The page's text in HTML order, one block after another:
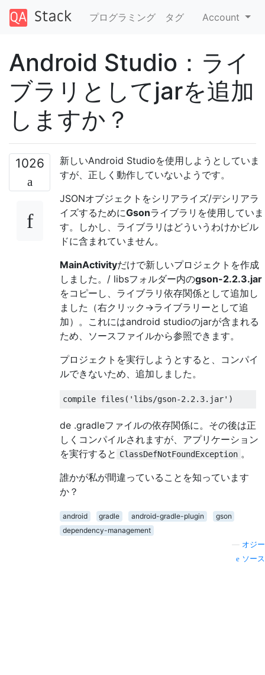
プログラミング タグ Account
Android Studio：ライ
ブラリとしてjarを追加
しますか？
1026
新しいAndroid Studioを使用しようとしていま
すが、正しく動作していないようです。
JSONオブジェクトをシリアライズ/デシリアラ
イズするためにGsonライブラリを使用していま
す。しかし、ライブラリはどういうわけかビル
ドに含まれていません。
MainActivityだけで新しいプロジェクトを作成
しました。/ libsフォルダー内のgson-2.2.3.jar
をコピーし、ライブラリ依存関係として追加し
ました（右クリック->ライブラリーとして追
加）。これにはandroid studioのjarが含まれる
ため、ソースファイルから参照できます。
プロジェクトを実行しようとすると、コンパイ
ルできないため、追加しました。
compile files ( 'libs/gson-2.2.3.jar' )
de .gradleファイルの依存関係に。その後は正
しくコンパイルされますが、アプリケーション
を実行すると ClassDefNotFoundException 。
誰かが私が間違っていることを知っています
か？
android gradle android-gradle-plugin
gson
dependency-management
オジー
ソース